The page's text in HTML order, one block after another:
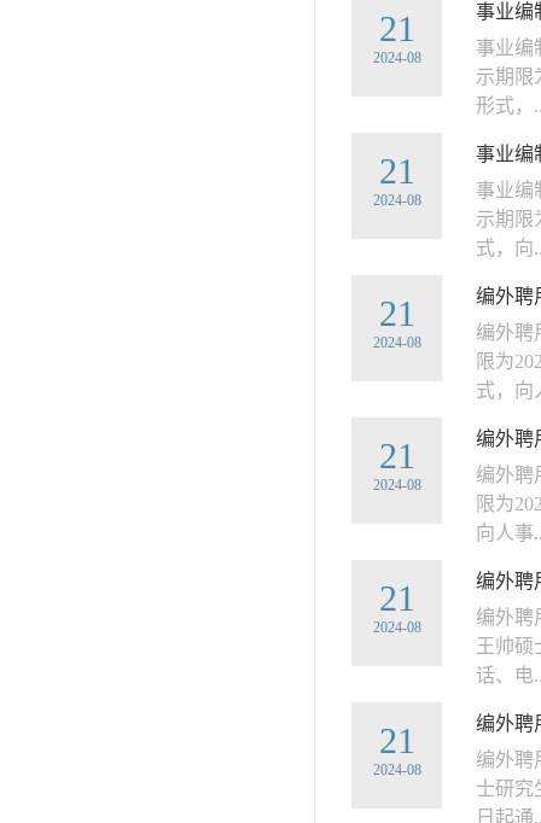
21
2024-08
事业编
事业编
示期限
形式，
21
2024-08
事业编
事业编
示期限
式，向
21
2024-08
编外聘
编外聘
限为
式，向
21
2024-08
编外聘
编外聘
限为
向人事
21
2024-08
编外聘
编外聘
王帅硕
话、电
21
2024-08
编外聘
编外聘
士研究
日起通